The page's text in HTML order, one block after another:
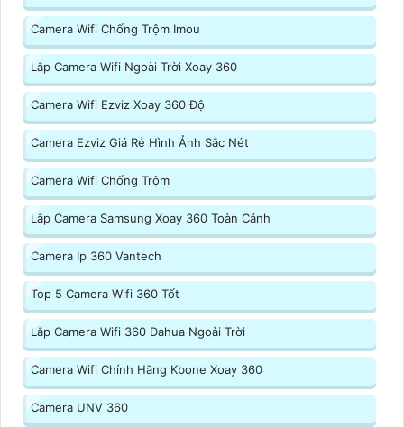
Camera Wifi Chống Trộm Imou
Lắp Camera Wifi Ngoài Trời Xoay 360
Camera Wifi Ezviz Xoay 360 Độ
Camera Ezviz Giá Rẻ Hình Ảnh Sắc Nét
Camera Wifi Chống Trộm
Lắp Camera Samsung Xoay 360 Toàn Cảnh
Camera Ip 360 Vantech
Top 5 Camera Wifi 360 Tốt
Lắp Camera Wifi 360 Dahua Ngoài Trời
Camera Wifi Chính Hãng Kbone Xoay 360
Camera UNV 360